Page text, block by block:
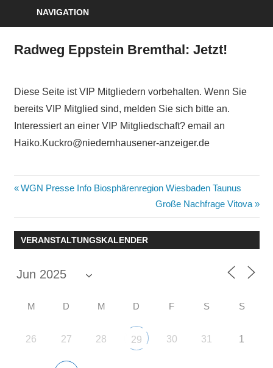
NAVIGATION
Radweg Eppstein Bremthal: Jetzt!
Diese Seite ist VIP Mitgliedern vorbehalten. Wenn Sie
bereits VIP Mitglied sind, melden Sie sich bitte an.
Interessiert an einer VIP Mitgliedschaft? email an
Haiko.Kuckro@niedernhausener-anzeiger.de
Beitragsnavigation
Vorheriger
WGN Presse Info Biosphärenregion Wiesbaden Taunus
Nächster
Beitrag:
Große Nachfrage Vitova
VERANSTALTUNGSKALENDER
M D M D F S S
26 27 28 29 30 31 1